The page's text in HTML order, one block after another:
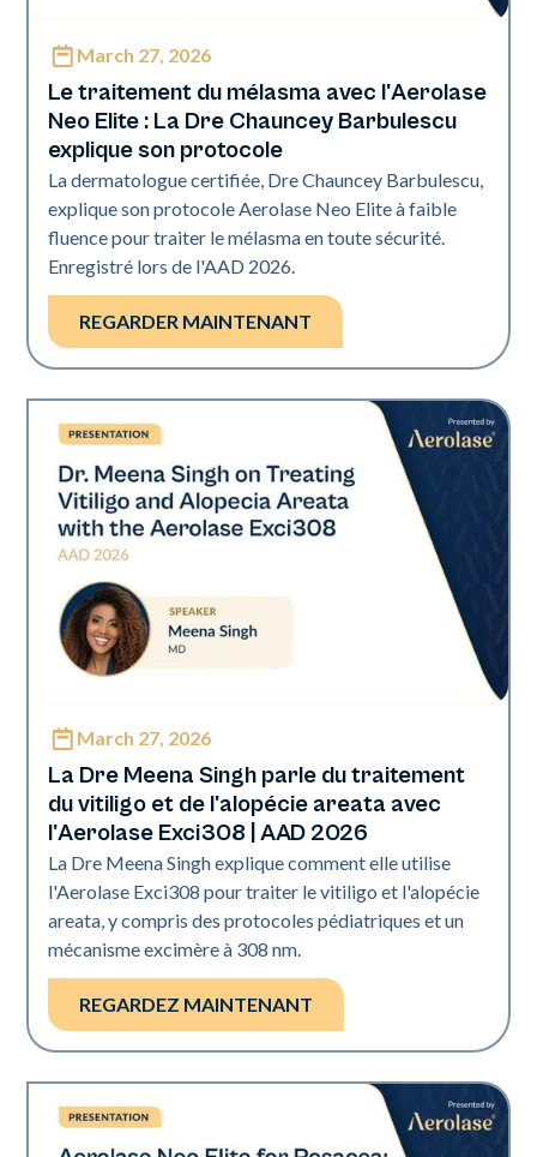
Neo Elite | Présentations
March 27, 2026
Le traitement du mélasma avec l'Aerolase
Neo Elite : La Dre Chauncey Barbulescu
explique son protocole
La dermatologue certifiée, Dre Chauncey Barbulescu,
explique son protocole Aerolase Neo Elite à faible
fluence pour traiter le mélasma en toute sécurité.
Enregistré lors de l'AAD 2026.
REGARDER MAINTENANT
Exci308
March 27, 2026
La Dre Meena Singh parle du traitement
du vitiligo et de l'alopécie areata avec
l'Aerolase Exci308 | AAD 2026
La Dre Meena Singh explique comment elle utilise
l'Aerolase Exci308 pour traiter le vitiligo et l'alopécie
areata, y compris des protocoles pédiatriques et un
mécanisme excimère à 308 nm.
REGARDEZ MAINTENANT